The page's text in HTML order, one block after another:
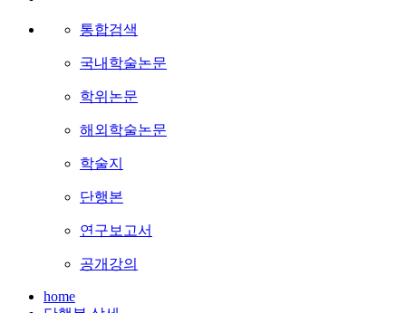
통합검색
국내학술논문
학위논문
해외학술논문
학술지
단행본
연구보고서
공개강의
home